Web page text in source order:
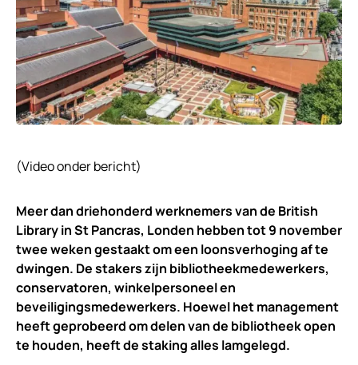
(Video onder bericht)
Meer dan driehonderd werknemers van de British
Library in St Pancras, Londen hebben tot 9 november
twee weken gestaakt om een loonsverhoging af te
dwingen. De stakers zijn bibliotheekmedewerkers,
conservatoren, winkelpersoneel en
beveiligingsmedewerkers. Hoewel het management
heeft geprobeerd om delen van de bibliotheek open
te houden, heeft de staking alles lamgelegd.